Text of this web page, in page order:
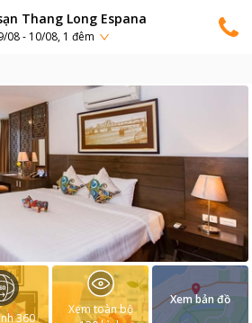
Thang Long Espana
08 - 10/08, 1 đêm
360
Xem toàn bộ
Xem bản đồ